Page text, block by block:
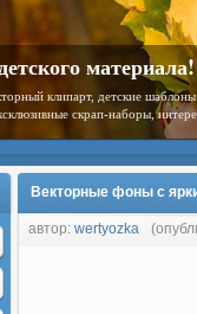
материала!
клипарт, детские
скрап-наборы,
Векторные фоны с
автор: wertyozka